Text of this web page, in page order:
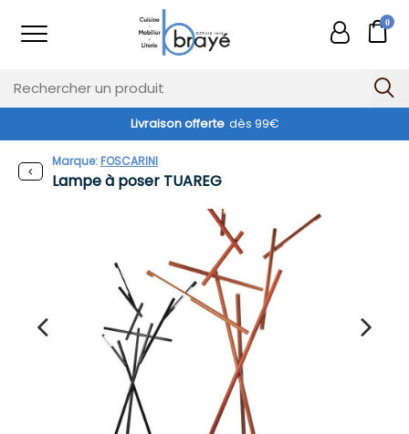
0
Livraison offerte dès 99€
Lampe à poser TUAREG
Marque:FOSCARINI